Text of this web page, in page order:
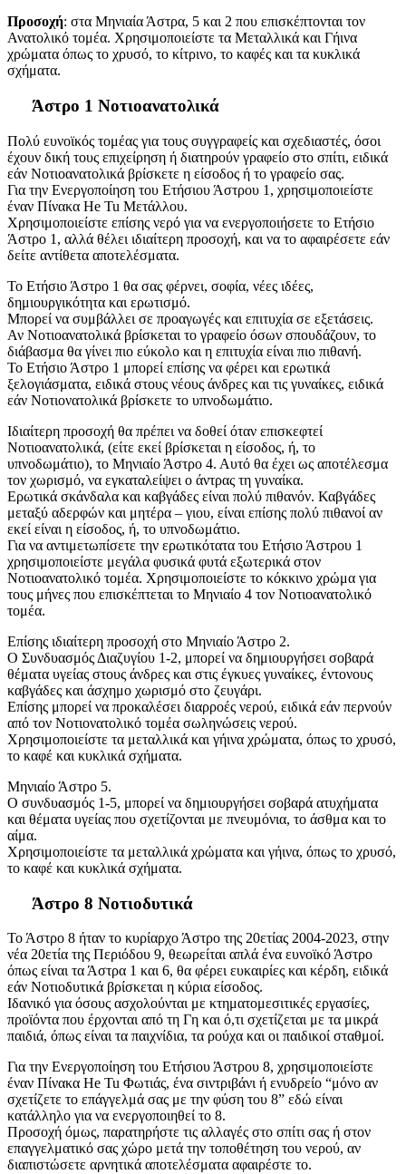
Προσοχή: στα Μηνιαία Άστρα, 5 και 2 που επισκέπτονται τον
Ανατολικό τομέα. Χρησιμοποιείστε τα Μεταλλικά και Γήινα
χρώματα όπως το χρυσό, το κίτρινο, το καφές και τα κυκλικά
σχήματα.
Άστρο 1 Νοτιοανατολικά
Πολύ ευνοϊκός τομέας για τους συγγραφείς και σχεδιαστές, όσοι
έχουν δική τους επιχείρηση ή διατηρούν γραφείο στο σπίτι, ειδικά
εάν Νοτιοανατολικά βρίσκετε η είσοδος ή το γραφείο σας.
Για την Ενεργοποίηση του Ετήσιου Άστρου 1, χρησιμοποιείστε
έναν Πίνακα He Tu Μετάλλου.
Χρησιμοποιείστε επίσης νερό για να ενεργοποιήσετε το Ετήσιο
Άστρο 1, αλλά θέλει ιδιαίτερη προσοχή, και να το αφαιρέσετε εάν
δείτε αντίθετα αποτελέσματα.
Το Ετήσιο Άστρο 1 θα σας φέρνει, σοφία, νέες ιδέες,
δημιουργικότητα και ερωτισμό.
Μπορεί να συμβάλλει σε προαγωγές και επιτυχία σε εξετάσεις.
Αν Νοτιοανατολικά βρίσκεται το γραφείο όσων σπουδάζουν, το
διάβασμα θα γίνει πιο εύκολο και η επιτυχία είναι πιο πιθανή.
Το Ετήσιο Άστρο 1 μπορεί επίσης να φέρει και ερωτικά
ξελογιάσματα, ειδικά στους νέους άνδρες και τις γυναίκες, ειδικά
εάν Νοτιονατολικά βρίσκετε το υπνοδωμάτιο.
Ιδιαίτερη προσοχή θα πρέπει να δοθεί όταν επισκεφτεί
Νοτιοανατολικά, (είτε εκεί βρίσκεται η είσοδος, ή, το
υπνοδωμάτιο), το Μηνιαίο Άστρο 4. Αυτό θα έχει ως αποτέλεσμα
τον χωρισμό, να εγκαταλείψει ο άντρας τη γυναίκα.
Ερωτικά σκάνδαλα και καβγάδες είναι πολύ πιθανόν. Καβγάδες
μεταξύ αδερφών και μητέρα – γιου, είναι επίσης πολύ πιθανοί αν
εκεί είναι η είσοδος, ή, το υπνοδωμάτιο.
Για να αντιμετωπίσετε την ερωτικότατα του Ετήσιο Άστρου 1
χρησιμοποιείστε μεγάλα φυσικά φυτά εξωτερικά στον
Νοτιοανατολικό τομέα. Χρησιμοποιείστε το κόκκινο χρώμα για
τους μήνες που επισκέπτεται το Μηνιαίο 4 τον Νοτιοανατολικό
τομέα.
Επίσης ιδιαίτερη προσοχή στο Μηνιαίο Άστρο 2.
Ο Συνδυασμός Διαζυγίου 1-2, μπορεί να δημιουργήσει σοβαρά
θέματα υγείας στους άνδρες και στις έγκυες γυναίκες, έντονους
καβγάδες και άσχημο χωρισμό στο ζευγάρι.
Επίσης μπορεί να προκαλέσει διαρροές νερού, ειδικά εάν περνούν
από τον Νοτιονατολικό τομέα σωληνώσεις νερού.
Χρησιμοποιείστε τα μεταλλικά και γήινα χρώματα, όπως το χρυσό,
το καφέ και κυκλικά σχήματα.
Μηνιαίο Άστρο 5.
Ο συνδυασμός 1-5, μπορεί να δημιουργήσει σοβαρά ατυχήματα
και θέματα υγείας που σχετίζονται με πνευμόνια, το άσθμα και το
αίμα.
Χρησιμοποιείστε τα μεταλλικά χρώματα και γήινα, όπως το χρυσό,
το καφέ και κυκλικά σχήματα.
Άστρο 8 Νοτιοδυτικά
Το Άστρο 8 ήταν το κυρίαρχο Άστρο της 20ετίας 2004-2023, στην
νέα 20ετία της Περιόδου 9, θεωρείται απλά ένα ευνοϊκό Άστρο
όπως είναι τα Άστρα 1 και 6, θα φέρει ευκαιρίες και κέρδη, ειδικά
εάν Νοτιοδυτικά βρίσκεται η κύρια είσοδος.
Ιδανικό για όσους ασχολούνται με κτηματομεσιτικές εργασίες,
προϊόντα που έρχονται από τη Γη και ό,τι σχετίζεται με τα μικρά
παιδιά, όπως είναι τα παιχνίδια, τα ρούχα και οι παιδικοί σταθμοί.
Για την Ενεργοποίηση του Ετήσιου Άστρου 8, χρησιμοποιείστε
έναν Πίνακα He Tu Φωτιάς, ένα σιντριβάνι ή ενυδρείο “μόνο αν
σχετίζετε το επάγγελμά σας με την φύση του 8” εδώ είναι
κατάλληλο για να ενεργοποιηθεί το 8.
Προσοχή όμως, παρατηρήστε τις αλλαγές στο σπίτι σας ή στον
επαγγελματικό σας χώρο μετά την τοποθέτηση του νερού, αν
διαπιστώσετε αρνητικά αποτελέσματα αφαιρέστε το.